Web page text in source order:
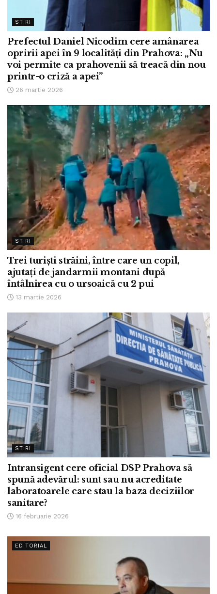
STIRI
Prefectul Daniel Nicodim cere amânarea
opririi apei în 9 localități din Prahova: „Nu
voi permite ca prahovenii să treacă din nou
printr-o criză a apei”
26 martie 2026
STIRI
Trei turiști străini, între care un copil,
ajutați de jandarmii montani după
întâlnirea cu o ursoaică cu 2 pui
13 martie 2026
STIRI
Intransigent cere oficial DSP Prahova să
spună adevărul: sunt sau nu acreditate
laboratoarele care stau la baza deciziilor
sanitare?
16 februarie 2026
EDITORIAL